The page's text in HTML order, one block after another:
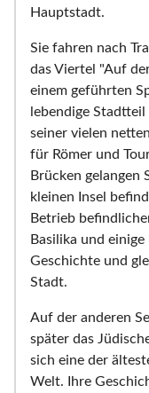
Hauptstadt.
Sie fahren nach
das Viertel "Auf
einem geführten
lebendige
seiner vielen
für Römer und
Brücken gelangen
kleinen Insel
Betrieb
Basilika und
Geschichte und
Stadt.
Auf der anderen
später das
sich eine der
Welt. Ihre